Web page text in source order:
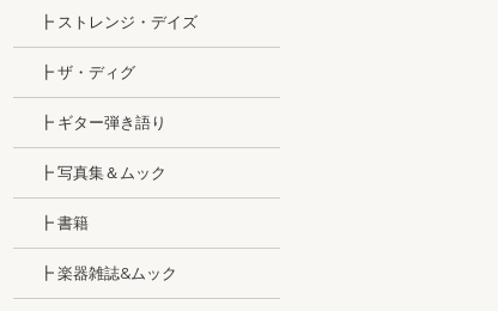
┣ ストレンジ・デイズ
┣ ザ・ディグ
┣ ギター弾き語り
┣ 写真集＆ムック
┣ 書籍
┣ 楽器雑誌&ムック